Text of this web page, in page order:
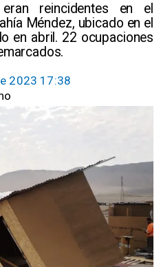
reincidentes en el
Méndez, ubicado en el
en abril. 22 ocupaciones
2023 17:38